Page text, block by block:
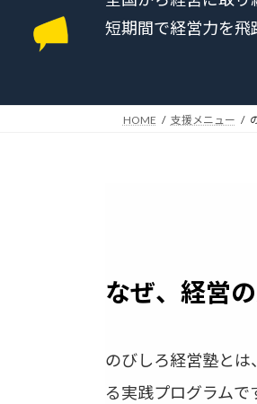
短期間で経営力を飛
HOME 支援メニュー
なぜ、経営
のびしろ経営塾と
る実践プログラムで